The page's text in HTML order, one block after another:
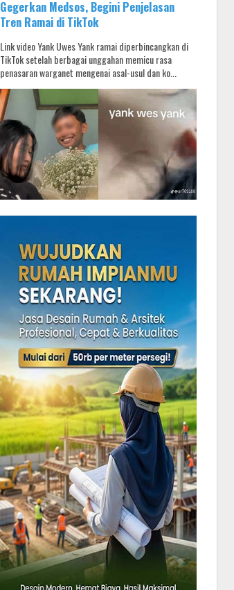
Gegerkan Medsos, Begini Penjelasan
Tren Ramai di TikTok
Link video Yank Uwes Yank ramai diperbincangkan di
TikTok setelah berbagai unggahan memicu rasa
penasaran warganet mengenai asal-usul dan ko...